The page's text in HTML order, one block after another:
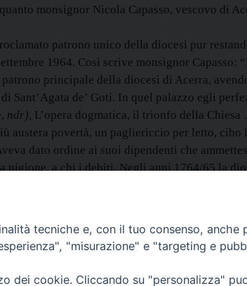
monsignor Nicola Capasso, vescovo di
patrono unico della diocesi pur
1964. Così scrive monsignor Capasso:
principale della diocesi di Acerra,
Sant’Agata de’ Goti. In quel palazzo egli
ndr), L’opera dogmatica, il trionfo della Chiesa
austera povertà, un pagliericcio per letto,
dato ordine ai suoi dipendenti che
pigione, a chi i debiti. Negli anni 1764/65 la
contrasse debiti e pignorò l’argenteria.
vescovado per trovar denaro per i poveri”.
tecniche e, con il tuo consenso, anche
"misurazione" e "targeting e
dei cookie. Cliccando su "personalizza"